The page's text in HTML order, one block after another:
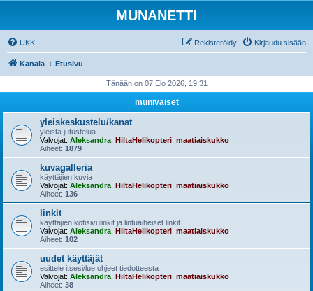
MUNANETTI
UKK Kirjaudu sisään
Rekisteröidy
Kanala Etusivu
Tänään on 07 Elo 2026, 19:31
munivaiset
yleiskeskustelu/kanat
yleistä jutustelua
Valvojat: Aleksandra HiltaHelikopteri maatiaiskukko
Aiheet: 1879
kuvagalleria
käyttäjien kuvia
Valvojat: Aleksandra HiltaHelikopteri maatiaiskukko
Aiheet: 136
linkit
käyttäjien kotisivulinkit ja lintuaiheiset linkit
Valvojat: Aleksandra HiltaHelikopteri maatiaiskukko
Aiheet: 102
uudet käyttäjät
esittele itsesi/lue ohjeet tiedotteesta
Valvojat: Aleksandra HiltaHelikopteri maatiaiskukko
Aiheet: 38